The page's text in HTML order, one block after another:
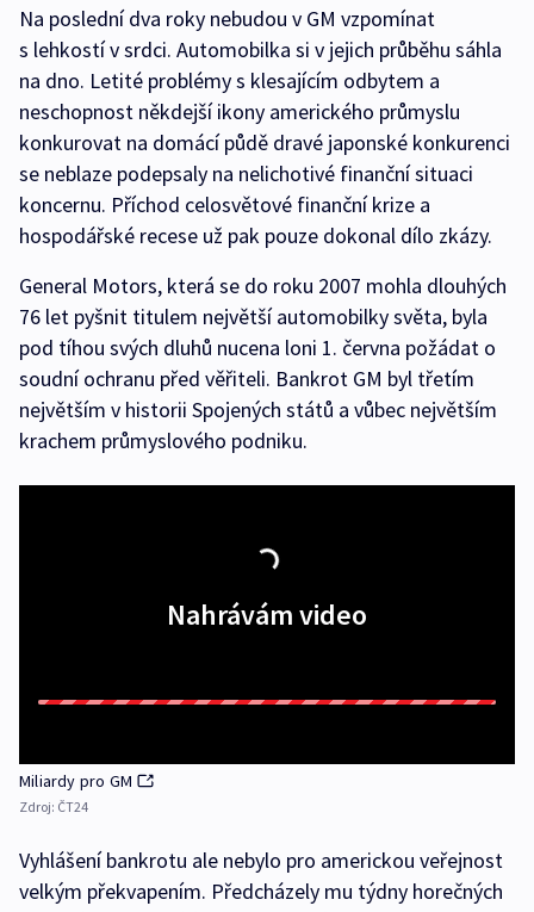
Na poslední dva roky nebudou v GM vzpomínat
s lehkostí v srdci. Automobilka si v jejich průběhu sáhla
na dno. Letité problémy s klesajícím odbytem a
neschopnost někdejší ikony amerického průmyslu
konkurovat na domácí půdě dravé japonské konkurenci
se neblaze podepsaly na nelichotivé finanční situaci
koncernu. Příchod celosvětové finanční krize a
hospodářské recese už pak pouze dokonal dílo zkázy.
General Motors, která se do roku 2007 mohla dlouhých
76 let pyšnit titulem největší automobilky světa, byla
pod tíhou svých dluhů nucena loni 1. června požádat o
soudní ochranu před věřiteli. Bankrot GM byl třetím
největším v historii Spojených států a vůbec největším
krachem průmyslového podniku.
Nahrávám video
Miliardy pro GM
Zdroj: ČT24
Vyhlášení bankrotu ale nebylo pro americkou veřejnost
velkým překvapením. Předcházely mu týdny horečných